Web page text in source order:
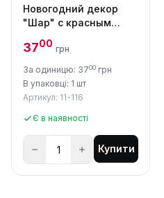
Новогодний декор
"Шар" с красным
3700 грн
За одиницю: 3700 грн
В упаковці: 1 шт
Артикул: 11-116
Є в наявності
Купити